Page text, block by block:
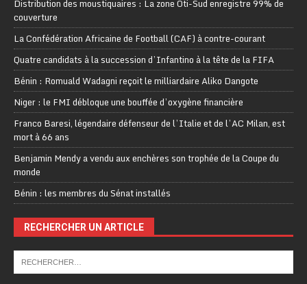
Distribution des moustiquaires : La zone Oti-Sud enregistre 99% de
couverture
La Confédération Africaine de Football (CAF) à contre-courant
Quatre candidats à la succession d’Infantino à la tête de la FIFA
Bénin : Romuald Wadagni reçoit le milliardaire Aliko Dangote
Niger : le FMI débloque une bouffée d’oxygène financière
Franco Baresi, légendaire défenseur de l’Italie et de l’AC Milan, est
mort à 66 ans
Benjamin Mendy a vendu aux enchères son trophée de la Coupe du
monde
Bénin : les membres du Sénat installés
RECHERCHER UN ARTICLE